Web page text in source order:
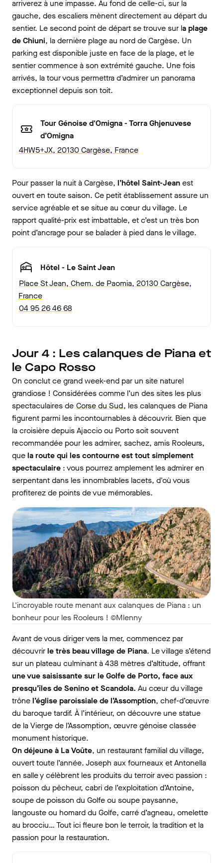
arriverez à une impasse. Au fond de celle-ci, sur la
gauche, des escaliers mènent directement au départ du
sentier. Le second point de départ se trouve sur la plage
de Chiuni, la dernière plage au nord de Cargèse. Un
parking est disponible juste en face de la plage, et le
sentier commence à son extrémité gauche. Une fois
arrivés, la tour vous permettra d’admirer un panorama
exceptionnel depuis son toit.
Tour Génoise d'Omigna - Torra Ghjenuvese
d’Omigna
4HW5+JX, 20130 Cargèse, France
Pour passer la nuit à Cargèse, l’hôtel Saint-Jeanest
ouvert en toute saison. Ce petit établissement assure un
service agréable et se situe au cœur du village. Le
rapport qualité-prix est imbattable, et c’est un très bon
point d’ancrage pour se balader à pied dans le village.
Hôtel - Le Saint Jean
Place St Jean, Chem. de Paomia, 20130 Cargèse,
France
04 95 26 46 68
Jour 4 : Les calanques de Piana et
le Capo Rosso
On conclut ce grand week-end par un site naturel
grandiose ! Considérées comme l’un des sites les plus
spectaculaires de Corse du Sud, les calanques de Piana
figurent parmi les incontournables à découvrir. Bien que
la croisière depuis Ajaccio ou Porto soit souvent
recommandée pour les admirer, sachez, amis Rooleurs,
quela route qui les contourne est tout simplement
spectaculaire : vous pourrez amplement les admirer en
serpentant dans les innombrables lacets, d'où vous
profiterez de points de vue mémorables.
L'incroyable route menant aux calanques de Piana : un
bonheur pour les Rooleurs ! ©Mlenny
Avant de vous diriger vers la mer, commencez par
découvrirle très beau village de Piana. Le village s’étend
sur un plateau culminant à 438 mètres d’altitude, offrant
une vue saisissante sur le Golfe de Porto, face aux
presqu’îles de Senino et Scandola. Au cœur du village
trônel’église paroissiale de l’Assomption, chef-d’œuvre
du baroque tardif. À l’intérieur, on découvre une statue
de la Vierge de l’Assomption, œuvre génoise classée
monument historique.
On déjeune à La Voûte, un restaurant familial du village,
ouvert toute l’année. Joseph aux fourneaux et Antonella
en salle y célèbrent les produits du terroir avec passion :
poisson du pêcheur, cabri de l’exploitation d’Antoine,
soupe de poisson du Golfe ou soupe paysanne,
langouste ou homard du Golfe, carré d’agneau, omelette
au brocciu… Tout ici fleure bon le terroir, la tradition et la
passion pour la restauration.